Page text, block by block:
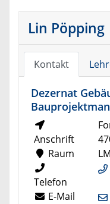
Lin Pöpping
Kontakt
Dezernat
Anschrift
Raum
Telefon
E-Mail